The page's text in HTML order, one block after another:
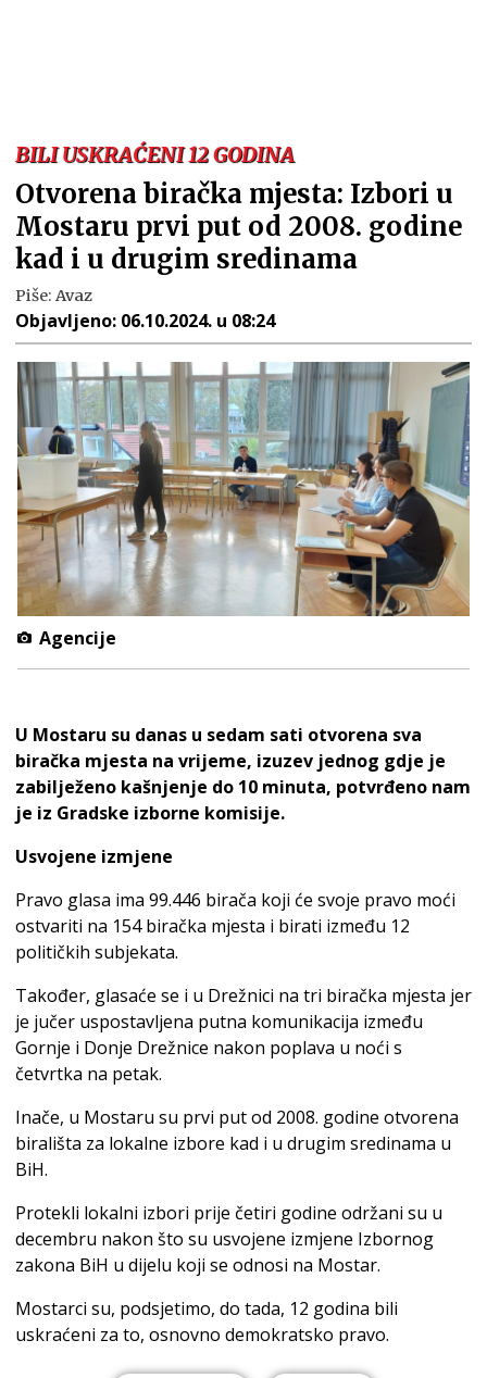
BILI USKRAĆENI 12 GODINA
Otvorena biračka mjesta: Izbori u
Mostaru prvi put od 2008. godine
kad i u drugim sredinama
Piše: Avaz
Objavljeno: 06.10.2024. u 08:24
Agencije
U Mostaru su danas u sedam sati otvorena sva
biračka mjesta na vrijeme, izuzev jednog gdje je
zabilježeno kašnjenje do 10 minuta, potvrđeno nam
je iz Gradske izborne komisije.
Usvojene izmjene
Pravo glasa ima 99.446 birača koji će svoje pravo moći
ostvariti na 154 biračka mjesta i birati između 12
političkih subjekata.
Također, glasaće se i u Drežnici na tri biračka mjesta jer
je jučer uspostavljena putna komunikacija između
Gornje i Donje Drežnice nakon poplava u noći s
četvrtka na petak.
Inače, u Mostaru su prvi put od 2008. godine otvorena
birališta za lokalne izbore kad i u drugim sredinama u
BiH.
Protekli lokalni izbori prije četiri godine održani su u
decembru nakon što su usvojene izmjene Izbornog
zakona BiH u dijelu koji se odnosi na Mostar.
Mostarci su, podsjetimo, do tada, 12 godina bili
uskraćeni za to, osnovno demokratsko pravo.